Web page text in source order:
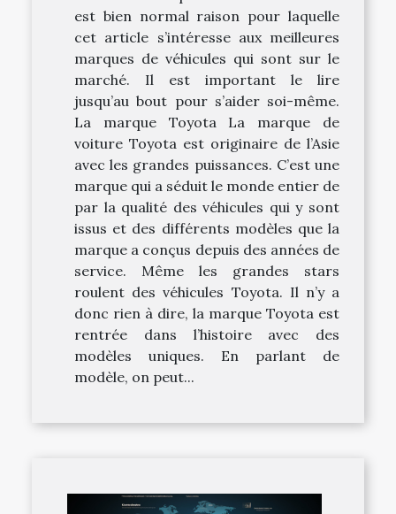
est bien normal raison pour laquelle
cet article s’intéresse aux meilleures
marques de véhicules qui sont sur le
marché. Il est important le lire
jusqu’au bout pour s’aider soi-même.
La marque Toyota La marque de
voiture Toyota est originaire de l’Asie
avec les grandes puissances. C’est une
marque qui a séduit le monde entier de
par la qualité des véhicules qui y sont
issus et des différents modèles que la
marque a conçus depuis des années de
service. Même les grandes stars
roulent des véhicules Toyota. Il n’y a
donc rien à dire, la marque Toyota est
rentrée dans l’histoire avec des
modèles uniques. En parlant de
modèle, on peut...